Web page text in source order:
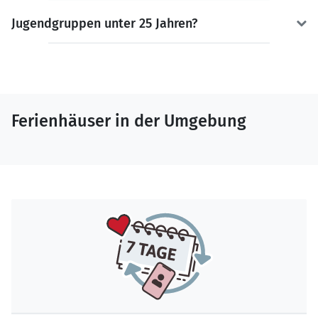
Jugendgruppen unter 25 Jahren?
Ferienhäuser in der Umgebung